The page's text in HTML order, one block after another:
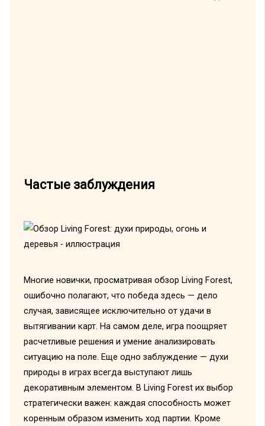
Частые заблуждения
Многие новички, просматривая обзор Living Forest,
ошибочно полагают, что победа здесь — дело
случая, зависящее исключительно от удачи в
вытягивании карт. На самом деле, игра поощряет
расчетливые решения и умение анализировать
ситуацию на поле. Еще одно заблуждение — духи
природы в играх всегда выступают лишь
декоративным элементом. В Living Forest их выбор
стратегически важен: каждая способность может
коренным образом изменить ход партии. Кроме